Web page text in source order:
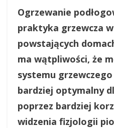
Ogrzewanie
praktyka grzewcza
powstających
ma wątpliwości, że
systemu
bardziej optymalny
poprzez bardziej
widzenia fizjologii